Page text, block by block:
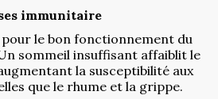
immunitaire
le bon fonctionnement du
sommeil insuffisant affaiblit le
la susceptibilité aux
que le rhume et la grippe.